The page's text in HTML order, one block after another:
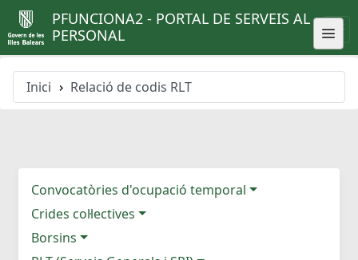
PFUNCIONA2 - PORTAL DE SERVEIS AL
PERSONAL
Inici Relació de codis RLT
Convocatòries d'ocupació temporal
Crides col·lectives
Borsins